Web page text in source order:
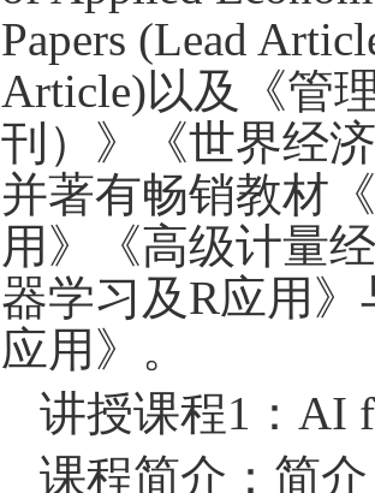
Papers (Lead
Article)以及《管
刊 ） 》《世界经
并著有畅销教材
用》《高级计量
器学习及R应用
应用》。
讲授课程1 ： AI
课程简介：简